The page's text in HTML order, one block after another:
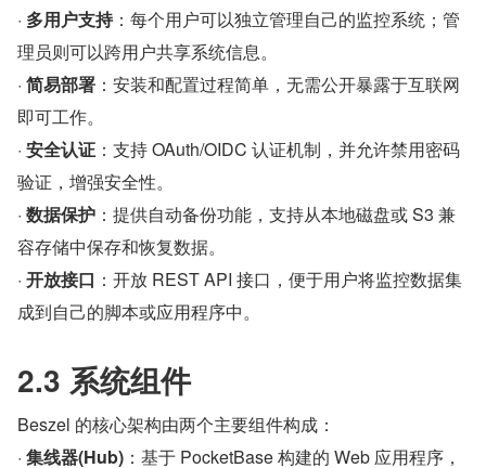
· 多用户支持：每个用户可以独立管理自己的监控系统；管
理员则可以跨用户共享系统信息。
· 简易部署 ：安装和配置过程简单，无需公开暴露于互联网
即可工作。
· 安全认证 ：支持 OAuth/OIDC 认证机制，并允许禁用密码
验证，增强安全性。
· 数据保护 ：提供自动备份功能，支持从本地磁盘或 S3 兼
容存储中保存和恢复数据。
· 开放接口 ：开放 REST API 接口，便于用户将监控数据集
成到自己的脚本或应用程序中。
2.3 系统组件
Beszel 的核心架构由两个主要组件构成：
· 集线器(Hub) ：基于 PocketBase 构建的 Web 应用程序，